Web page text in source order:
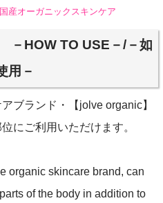
産オーガニックスキンケア
HOW TO USE－/－如
用－
ブランド・【jolve organic】
にご利用いただけます。
organic skincare brand, can
of the body in addition to